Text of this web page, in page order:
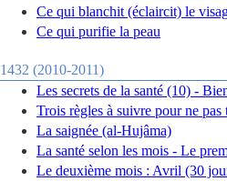
Ce qui blanchit (éclaircit) le
Ce qui purifie la peau
1432 (2010-2011)
Les secrets de la santé (10) -
Trois règles à suivre pour ne
La saignée (al-Hujâma)
La santé selon les mois - Le
Le deuxième mois : Avril (30